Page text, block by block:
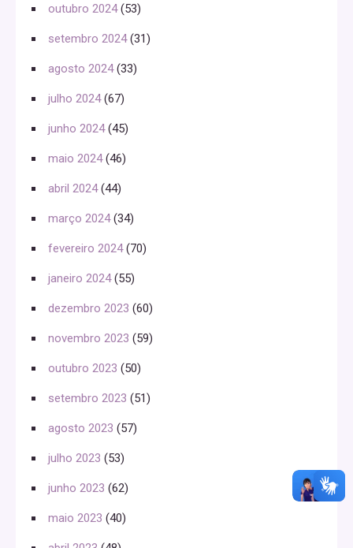
outubro 2024(53)
setembro 2024(31)
agosto 2024(33)
julho 2024(67)
junho 2024(45)
maio 2024(46)
abril 2024(44)
março 2024(34)
fevereiro 2024(70)
janeiro 2024(55)
dezembro 2023 (60)
novembro 2023 (59)
outubro 2023 (50)
setembro 2023 (51)
agosto 2023 (57)
julho 2023 (53)
junho 2023 (62)
maio 2023 (40)